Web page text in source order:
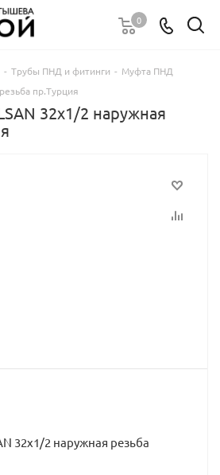
0
- Трубы ПНД и фитинги - Муфта ПНД
пр.Турция
32х1/2 наружная
32х1/2 наружная резьба